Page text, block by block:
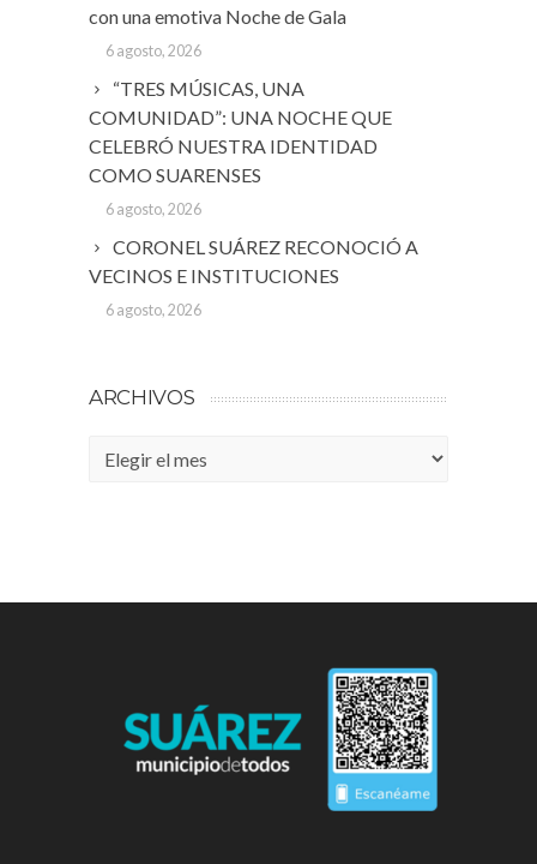
con una emotiva Noche de Gala
6 agosto, 2026
“TRES MÚSICAS, UNA
COMUNIDAD”: UNA NOCHE QUE
CELEBRÓ NUESTRA IDENTIDAD
COMO SUARENSES
6 agosto, 2026
CORONEL SUÁREZ RECONOCIÓ A
VECINOS E INSTITUCIONES
6 agosto, 2026
ARCHIVOS
Archivos